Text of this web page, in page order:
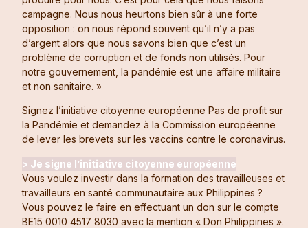
campagne. Nous nous heurtons bien sûr à une forte
opposition : on nous répond souvent qu’il n’y a pas
d’argent alors que nous savons bien que c’est un
problème de corruption et de fonds non utilisés. Pour
notre gouvernement, la pandémie est une affaire militaire
et non sanitaire. »
Signez l’initiative citoyenne européenne Pas de profit sur
la Pandémie et demandez à la Commission européenne
de lever les brevets sur les vaccins contre le coronavirus.
> Je signe l’initiative citoyenne européenne
Vous voulez investir dans la formation des travailleuses et
travailleurs en santé communautaire aux Philippines ?
Vous pouvez le faire en effectuant un don sur le compte
BE15 0010 4517 8030 avec la mention « Don Philippines ».